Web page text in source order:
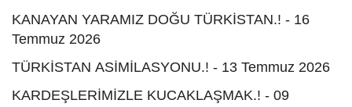
KANAYAN YARAMIZ DOĞU TÜRKİSTAN.! - 16
Temmuz 2026
TÜRKİSTAN ASİMİLASYONU.! - 13 Temmuz 2026
KARDEŞLERİMİZLE KUCAKLAŞMAK.! - 09